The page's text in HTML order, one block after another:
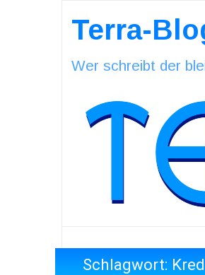
Terra-
Wer schreibt der
Schlagwort: